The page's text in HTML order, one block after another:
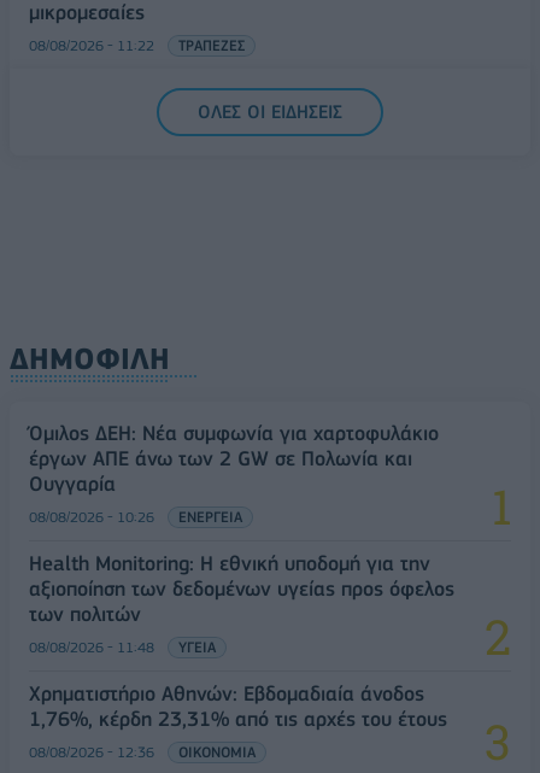
μικρομεσαίες
08/08/2026 - 11:22 ΤΡΑΠΕΖΕΣ
5G παντού, 6G στον ορίζοντα: Πού βρίσκεται η
Ελλάδα στη μεγάλη τεχνολογική μετάβαση
ΟΛΕΣ ΟΙ ΕΙΔΗΣΕΙΣ
ΔΗΜΟΦΙΛΗ
Όμιλος ΔΕΗ: Νέα συμφωνία για χαρτοφυλάκιο
έργων ΑΠΕ άνω των 2 GW σε Πολωνία και
Ουγγαρία
08/08/2026 - 10:26 ΕΝΕΡΓΕΙΑ
Health Monitoring: Η εθνική υποδομή για την
αξιοποίηση των δεδομένων υγείας προς όφελος
των πολιτών
08/08/2026 - 11:48 ΥΓΕΙΑ
Χρηματιστήριο Αθηνών: Εβδομαδιαία άνοδος
1,76%, κέρδη 23,31% από τις αρχές του έτους
08/08/2026 - 12:36 ΟΙΚΟΝΟΜΙΑ